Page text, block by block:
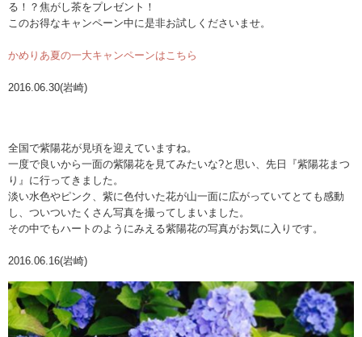
る！？焦がし茶をプレゼント！
このお得なキャンペーン中に是非お試しくださいませ。
かめりあ夏の一大キャンペーンはこちら
2016.06.30(岩崎)
全国で紫陽花が見頃を迎えていますね。
一度で良いから一面の紫陽花を見てみたいな?と思い、先日『紫陽花まつ
り』に行ってきました。
淡い水色やピンク、紫に色付いた花が山一面に広がっていてとても感動
し、ついついたくさん写真を撮ってしまいました。
その中でもハートのようにみえる紫陽花の写真がお気に入りです。
2016.06.16(岩崎)